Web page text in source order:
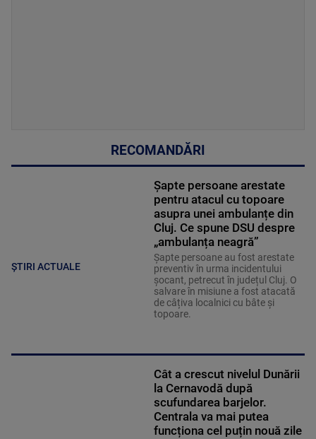
RECOMANDĂRI
ȘTIRI ACTUALE
Șapte persoane arestate
pentru atacul cu topoare
asupra unei ambulanțe din
Cluj. Ce spune DSU despre
„ambulanța neagră”
Șapte persoane au fost arestate
preventiv în urma incidentului
șocant, petrecut în județul Cluj. O
salvare în misiune a fost atacată
de câțiva localnici cu bâte și
topoare.
Cât a crescut nivelul Dunării
la Cernavodă după
scufundarea barjelor.
Centrala va mai putea
funcționa cel puțin nouă zile